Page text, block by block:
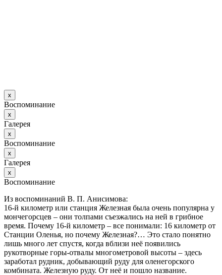
х
Воспоминание
х
Галерея
х
Воспоминание
х
Галерея
х
Воспоминание
Из воспоминаний В. П. Анисимова:
16-й километр или станция Железная была очень популярна у
мончегорсцев – они толпами съезжались на ней в грибное
время. Почему 16-й километр – все понимали: 16 километр от
Станции Оленья, но почему Железная?… Это стало понятно
лишь много лет спустя, когда вблизи неё появились
рукотворные горы-отвалы многометровой высоты – здесь
заработал рудник, добывающий руду для оленегорского
комбината. Железную руду. От неё и пошло название.